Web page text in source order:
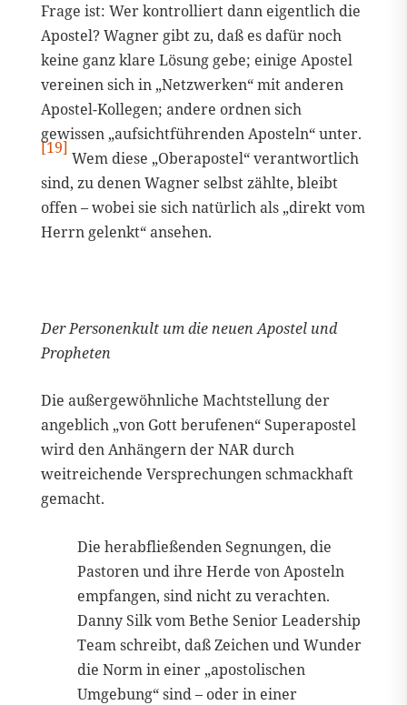
Frage ist: Wer kontrolliert dann eigentlich die
Apostel? Wagner gibt zu, daß es dafür noch
keine ganz klare Lösung gebe; einige Apostel
vereinen sich in „Netzwerken“ mit anderen
Apostel-Kollegen; andere ordnen sich
gewissen „aufsichtführenden Aposteln“ unter.
[19]
Wem diese „Oberapostel“ verantwortlich
sind, zu denen Wagner selbst zählte, bleibt
offen – wobei sie sich natürlich als „direkt vom
Herrn gelenkt“ ansehen.
Der Personenkult um die neuen Apostel und
Propheten
Die außergewöhnliche Machtstellung der
angeblich „von Gott berufenen“ Superapostel
wird den Anhängern der NAR durch
weitreichende Versprechungen schmackhaft
gemacht.
Die herabfließenden Segnungen, die
Pastoren und ihre Herde von Aposteln
empfangen, sind nicht zu verachten.
Danny Silk vom Bethe Senior Leadership
Team schreibt, daß Zeichen und Wunder
die Norm in einer „apostolischen
Umgebung“ sind – oder in einer